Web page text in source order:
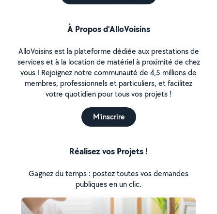
À Propos d’AlloVoisins
AlloVoisins est la plateforme dédiée aux prestations de
services et à la location de matériel à proximité de chez
vous ! Rejoignez notre communauté de 4,5 millions de
membres, professionnels et particuliers, et facilitez
votre quotidien pour tous vos projets !
M'inscrire
Réalisez vos Projets !
Gagnez du temps : postez toutes vos demandes
publiques en un clic.